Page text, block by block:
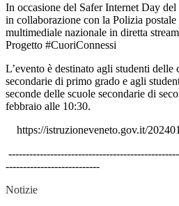
In occasione del Safer Internet Day
in collaborazione con la Polizia
multimediale nazionale in diretta
Progetto #CuoriConnessi
L’evento è destinato agli studenti delle
secondarie di primo grado e agli
seconde delle scuole secondarie di
febbraio alle 10:30.
https://istruzioneveneto.gov.it/
---------------------------
Notizie